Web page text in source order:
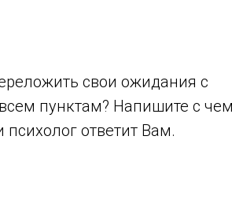
свои ожидания с
пунктам? Напишите с
ответит Вам.